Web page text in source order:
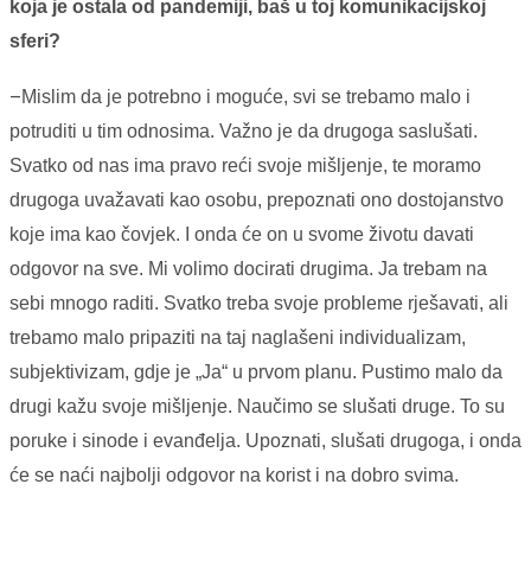
koja je ostala od pandemiji, baš u toj komunikacijskoj
sferi?
–Mislim da je potrebno i moguće, svi se trebamo malo i
potruditi u tim odnosima. Važno je da drugoga saslušati.
Svatko od nas ima pravo reći svoje mišljenje, te moramo
drugoga uvažavati kao osobu, prepoznati ono dostojanstvo
koje ima kao čovjek. I onda će on u svome životu davati
odgovor na sve. Mi volimo docirati drugima. Ja trebam na
sebi mnogo raditi. Svatko treba svoje probleme rješavati, ali
trebamo malo pripaziti na taj naglašeni individualizam,
subjektivizam, gdje je „Ja“ u prvom planu. Pustimo malo da
drugi kažu svoje mišljenje. Naučimo se slušati druge. To su
poruke i sinode i evanđelja. Upoznati, slušati drugoga, i onda
će se naći najbolji odgovor na korist i na dobro svima.